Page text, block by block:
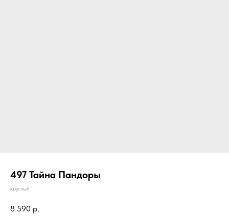
497 Тайна Пандоры
круглый
8 590 р.